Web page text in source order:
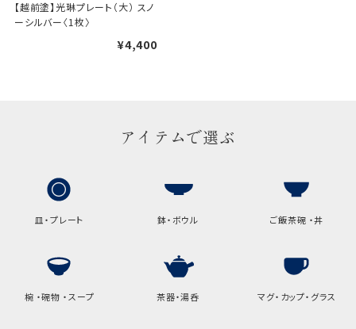
【越前塗】光琳プレート（大） スノ
ーシルバー〈1枚〉
¥4,400
アイテムで選ぶ
皿・プレート 鉢・ボウル ご飯茶碗 ・丼
椀 ・碗物 ・スープ 茶器・湯呑 マグ・カップ・グラス